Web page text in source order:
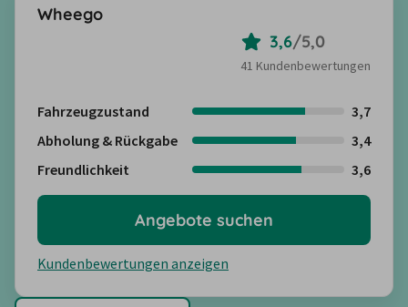
Wheego
3,6/5,0
41 Kundenbewertungen
Fahrzeugzustand
3,7
Abholung & Rückgabe
3,4
Freundlichkeit
3,6
Kundenbewertungen anzeigen
Angebote suchen